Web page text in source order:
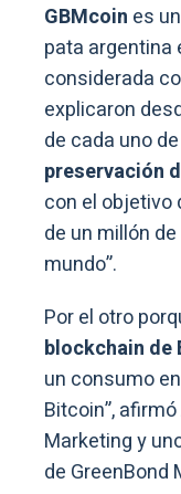
GBMcoin es
pata argentina
considerada
explicaron
de cada uno
preservación
con el objetivo
de un millón
mundo”.
Por el otro
blockchain de
un consumo
Bitcoin”,
Marketing y
de GreenBond